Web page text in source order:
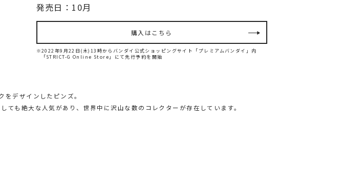
発売日：10月
購入はこちら
※2022年9月22日(木)13時からバンダイ公式ショッピングサイト「プレミアムバンダイ」内
「STRICT-G Online Store」にて先行予約を開始
をデザインしたピンズ。
も絶大な人気があり、世界中に沢山な数のコレクターが存在しています。